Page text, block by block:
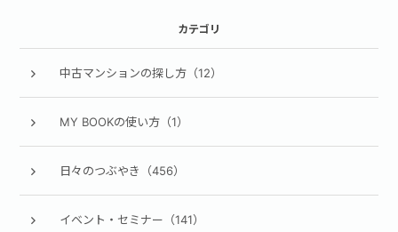
カテゴリ
中古マンションの探し方（12）
MY BOOKの使い方（1）
日々のつぶやき（456）
イベント・セミナー（141）